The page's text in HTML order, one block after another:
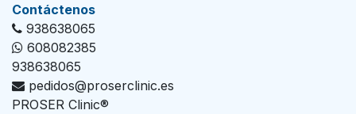
Con​tác​tenos
938638065
608082385
938638065
pedidos@proserclinic.es
PROSER Clinic®